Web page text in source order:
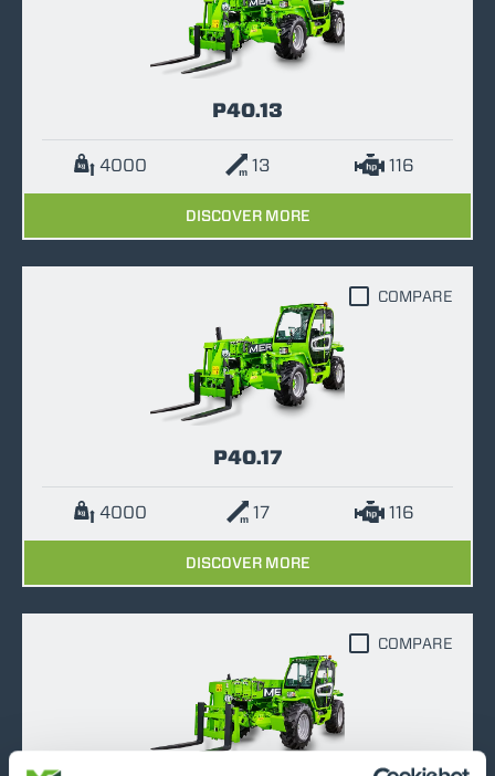
P40.13
4000 13 116
DISCOVER MORE
P40.17
4000 17 116
DISCOVER MORE
COMPARE
COMPARE